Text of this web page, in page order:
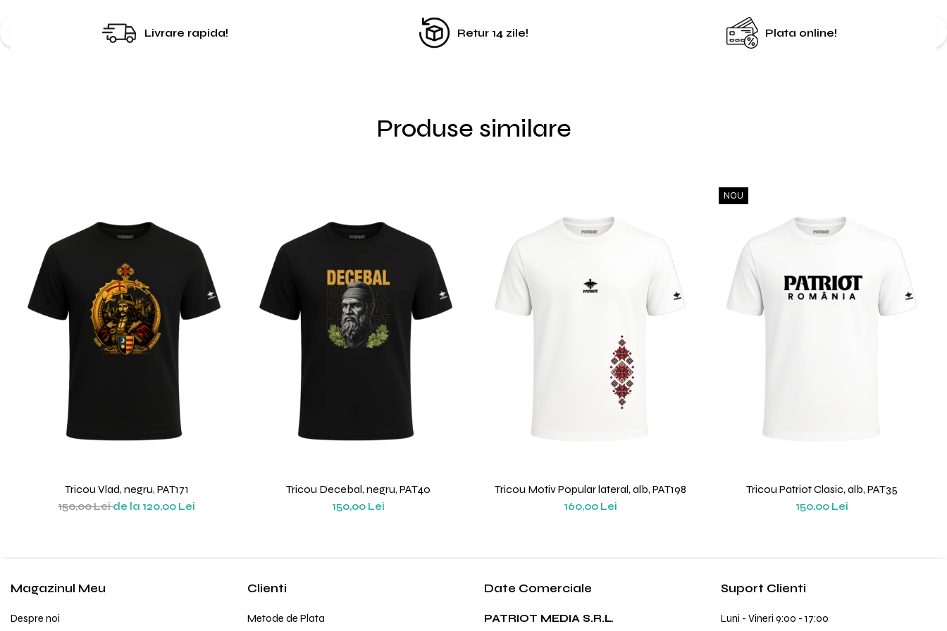
Livrare rapida! Retur 14 zile! Plata online!
Produse similare
Tricou Vlad, negru, PAT171
150,00 Leide la 120,00 Lei
Tricou Decebal, negru, PAT40
150,00 Lei
Tricou Motiv Popular lateral, alb, PAT198
160,00 Lei
NOU
Tricou Patriot Clasic, alb, PAT35
150,00 Lei
Magazinul Meu
Despre noi
Clienti
Metode de Plata
Date Comerciale
PATRIOT MEDIA S.R.L.
Suport Clienti
Luni - Vineri 9:00 - 17:00